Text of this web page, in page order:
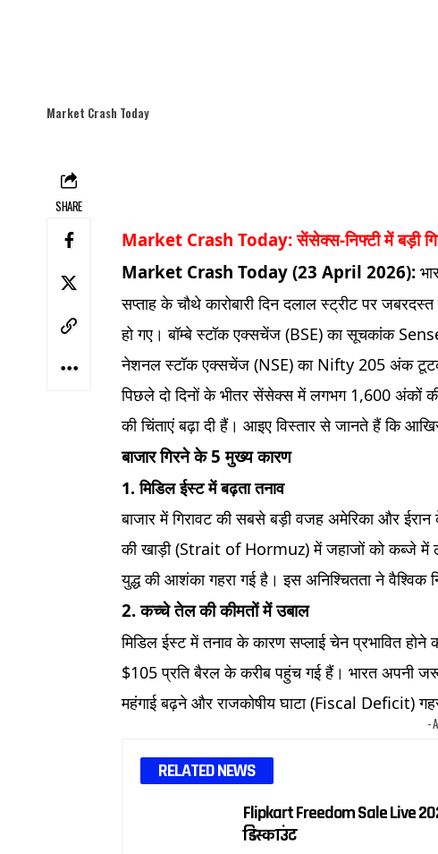
Market Crash Today
SHARE
Market Crash Today: सेंसेक्स-निफ्टी में बड़ी
Market Crash Today (23 April 2026):
सप्ताह के चौथे कारोबारी दिन दलाल स्ट्रीट पर
हो गए। बॉम्बे स्टॉक एक्सचेंज (BSE) का सूचकांक
नेशनल स्टॉक एक्सचेंज (NSE) का Nifty 205 अंक
पिछले दो दिनों के भीतर सेंसेक्स में लगभग 1,600 अंकों
की चिंताएं बढ़ा दी हैं। आइए विस्तार से जानते हैं कि
बाजार गिरने के 5 मुख्य कारण
1. मिडिल ईस्ट में बढ़ता तनाव
बाजार में गिरावट की सबसे बड़ी वजह अमेरिका और
की खाड़ी (Strait of Hormuz) में जहाजों को कब्जे में
युद्ध की आशंका गहरा गई है। इस अनिश्चितता ने वैश्विक
2. कच्चे तेल की कीमतों में उबाल
मिडिल ईस्ट में तनाव के कारण सप्लाई चेन प्रभावित
$105 प्रति बैरल के करीब पहुंच गई हैं। भारत अपनी
महंगाई बढ़ने और राजकोषीय घाटा (Fiscal Deficit)
-
RELATED NEWS
Flipkart Freedom Sale Live
डिस्काउंट